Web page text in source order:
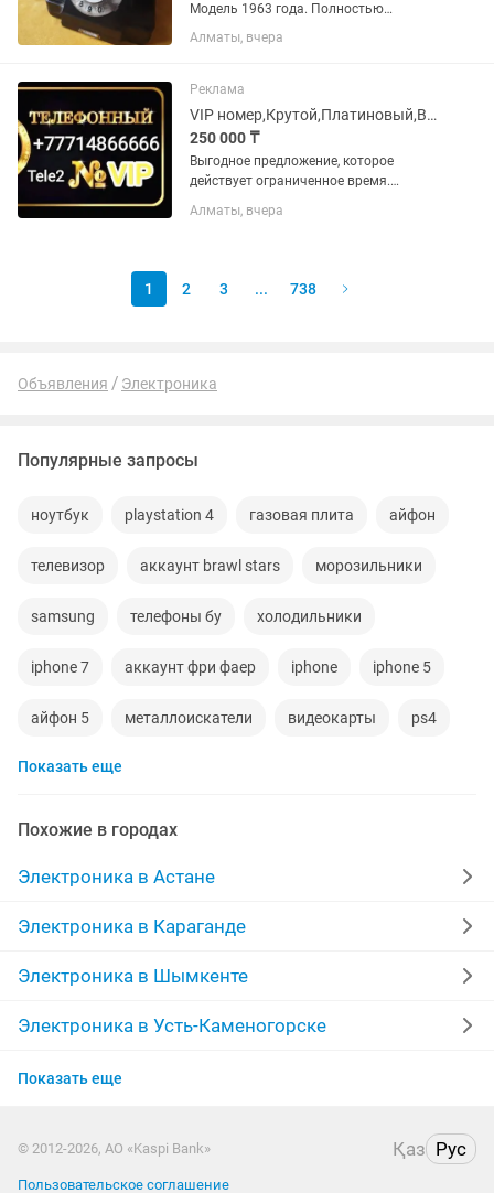
Модель 1963 года. Полностью
рабочий. Угольный микрофон заменён
на совместимый электретный.
Grandstream HT802 конвертирует
импульсный...
Алматы, вчера
Реклама
VIP номер,Крутой,Платиновый,Вип,Акция,Симкарта,Теле2,Sim,Тариф,Number,
250 000 ₸
Выгодное предложение, которое
действует ограниченное время.
номер Теле2, Крутой номер, для
номер VIP. Можно...
Алматы, вчера
1 2 3 ... 738
Объявления Электроника
Популярные запросы
ноутбук playstation 4 газовая плита айфон
телевизор аккаунт brawl stars морозильники
samsung телефоны бу холодильники
iphone 7 аккаунт фри фаер iphone iphone 5
айфон 5 металлоискатели видеокарты ps4
игровой компьютер
playstation стиральная машина
беспроводные наушники
обмен ddr2 xiaomi
компьютер
Показать еще
Похожие в городах
Электроника в Астане
Электроника в Караганде
Электроника в Шымкенте
Электроника в Усть-Каменогорске
Электроника в Актобе
Электроника в Таразе
Показать еще
© 2012-2026, АО «Kaspi Bank» Қаз Рус
Пользовательское соглашение